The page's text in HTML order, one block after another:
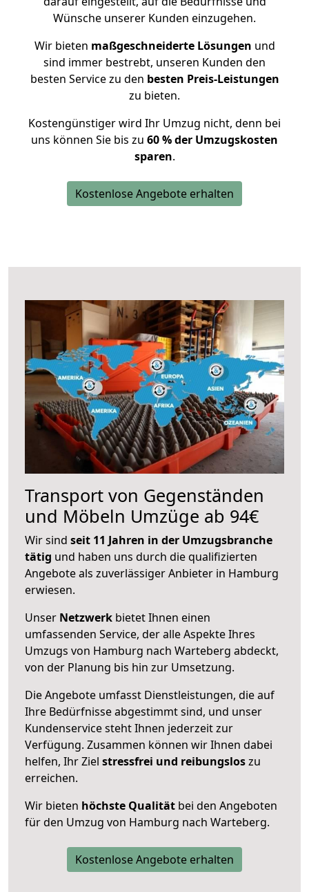
Wünsche unserer Kunden einzugehen.
Wir bieten maßgeschneiderte Lösungen und
sind immer bestrebt, unseren Kunden den
besten Service zu den besten Preis-Leistungen
zu bieten.
Kostengünstiger wird Ihr Umzug nicht, denn bei
uns können Sie bis zu 60 % der Umzugskosten
sparen.
Kostenlose Angebote erhalten
Transport von Gegenständen
und Möbeln Umzüge ab 94€
Wir sind seit 11 Jahren in der Umzugsbranche
tätig und haben uns durch die qualifizierten
Angebote als zuverlässiger Anbieter in Hamburg
erwiesen.
Unser Netzwerk bietet Ihnen einen
umfassenden Service, der alle Aspekte Ihres
Umzugs von Hamburg nach Warteberg abdeckt,
von der Planung bis hin zur Umsetzung.
Die Angebote umfasst Dienstleistungen, die auf
Ihre Bedürfnisse abgestimmt sind, und unser
Kundenservice steht Ihnen jederzeit zur
Verfügung. Zusammen können wir Ihnen dabei
helfen, Ihr Ziel stressfrei und reibungsloszu
erreichen.
Wir bieten höchste Qualität bei den Angeboten
für den Umzug von Hamburg nach Warteberg.
Kostenlose Angebote erhalten